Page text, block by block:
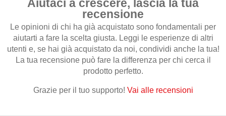
Condimenti e Conserve
Cous cous, Semola e Cereali
Halawa/Halva
Confetture, Miele, Melasse e Creme Spalmabili
Frutta secca, disidratata e Semi
Aiutaci a crescere, lascia la tua
recensione
Le opinioni di chi ha già acquistato sono fondamentali per
aiutarti a fare la scelta giusta. Leggi le esperienze di altri
utenti e, se hai già acquistato da noi, condividi anche la tua!
La tua recensione può fare la differenza per chi cerca il
prodotto perfetto.
Grazie per il tuo supporto! Vai alle recensioni